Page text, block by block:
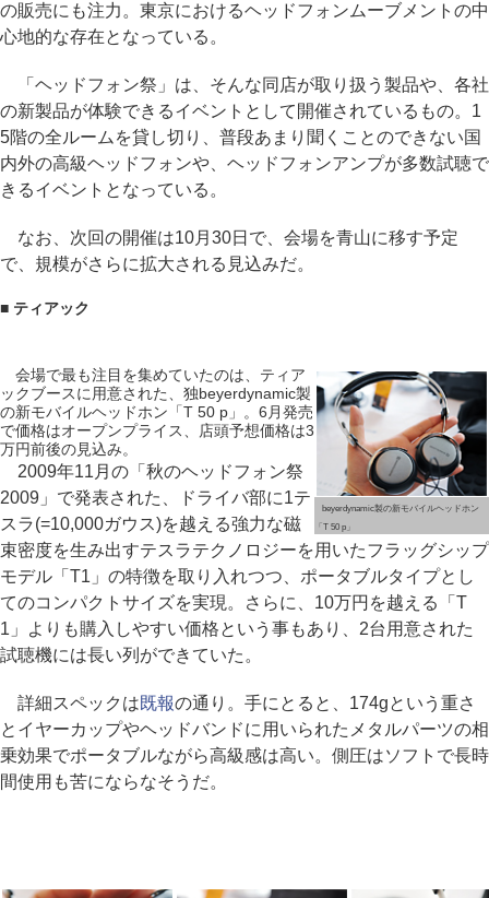
の販売にも注力。東京におけるヘッドフォンムーブメントの中
心地的な存在となっている。
「ヘッドフォン祭」は、そんな同店が取り扱う製品や、各社
の新製品が体験できるイベントとして開催されているもの。1
5階の全ルームを貸し切り、普段あまり聞くことのできない国
内外の高級ヘッドフォンや、ヘッドフォンアンプが多数試聴で
きるイベントとなっている。
なお、次回の開催は10月30日で、会場を青山に移す予定
で、規模がさらに拡大される見込みだ。
■ ティアック
beyerdynamic製の新モバイルヘッドホン
「T 50 p」
会場で最も注目を集めていたのは、ティア
ックブースに用意された、独beyerdynamic製
の新モバイルヘッドホン「T 50 p」。6月発売
で価格はオープンプライス、店頭予想価格は3
万円前後の見込み。
2009年11月の「秋のヘッドフォン祭
2009」で発表された、ドライバ部に1テ
スラ(=10,000ガウス)を越える強力な磁
束密度を生み出すテスラテクノロジーを用いたフラッグシップ
モデル「T1」の特徴を取り入れつつ、ポータブルタイプとし
てのコンパクトサイズを実現。さらに、10万円を越える「T
1」よりも購入しやすい価格という事もあり、2台用意された
試聴機には長い列ができていた。
詳細スペックは既報の通り。手にとると、174gという重さ
とイヤーカップやヘッドバンドに用いられたメタルパーツの相
乗効果でポータブルながら高級感は高い。側圧はソフトで長時
間使用も苦にならなそうだ。